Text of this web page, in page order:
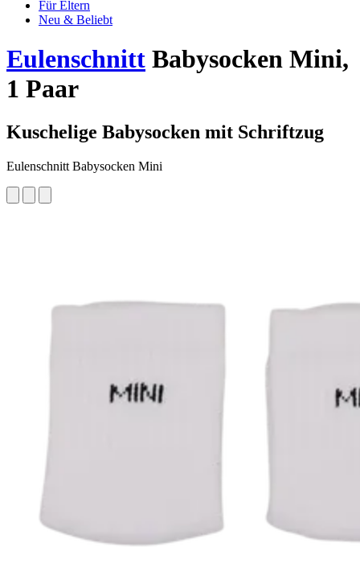
Für Eltern
Neu & Beliebt
Eulenschnitt Babysocken Mini,
1 Paar
Kuschelige Babysocken mit Schriftzug
Eulenschnitt Babysocken Mini